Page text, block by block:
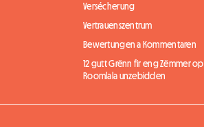
Versécherung
Vertrauenszentrum
Bewertungen a Kommentaren
12 gutt Grënn fir eng Zëmmer op
Roomlala unzebidden